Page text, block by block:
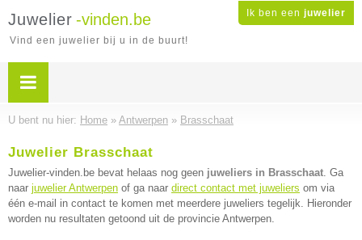
Ik ben een juwelier
Juwelier -vinden.be
Vind een juwelier bij u in de buurt!
U bent nu hier: Home » Antwerpen » Brasschaat
Juwelier Brasschaat
Juwelier-vinden.be bevat helaas nog geen juweliers in Brasschaat. Ga
naar juwelier Antwerpen of ga naar direct contact met juweliers om via
één e-mail in contact te komen met meerdere juweliers tegelijk. Hieronder
worden nu resultaten getoond uit de provincie Antwerpen.